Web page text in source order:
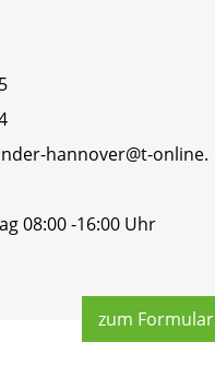
han­no­ver@​t-​online.​
08:00 -16:00 Uhr
zum For­mu­lar